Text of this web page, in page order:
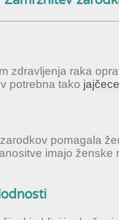
zdravljenja raka
potrebna tako jajčece
pomagala
imajo